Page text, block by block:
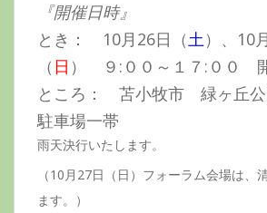
『開催日時』
とき： 10月26日（土）、10
（ 日 ） ９:００～１７:００
ところ： 苫小牧市 緑ヶ丘
駐車場一帯
雨天決行いたします。
（10月27日（日）フォーラム会場は、
ます。）